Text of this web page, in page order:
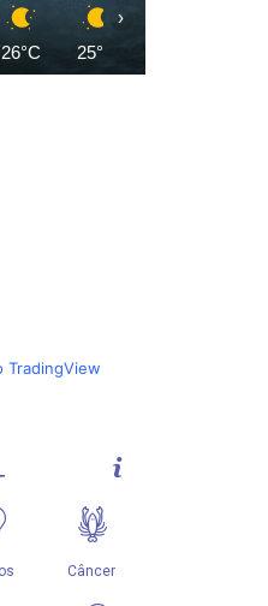
26°C 25°C
›
TradingView